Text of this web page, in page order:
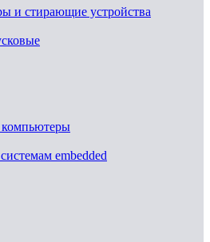
и стирающие устройства
embedded